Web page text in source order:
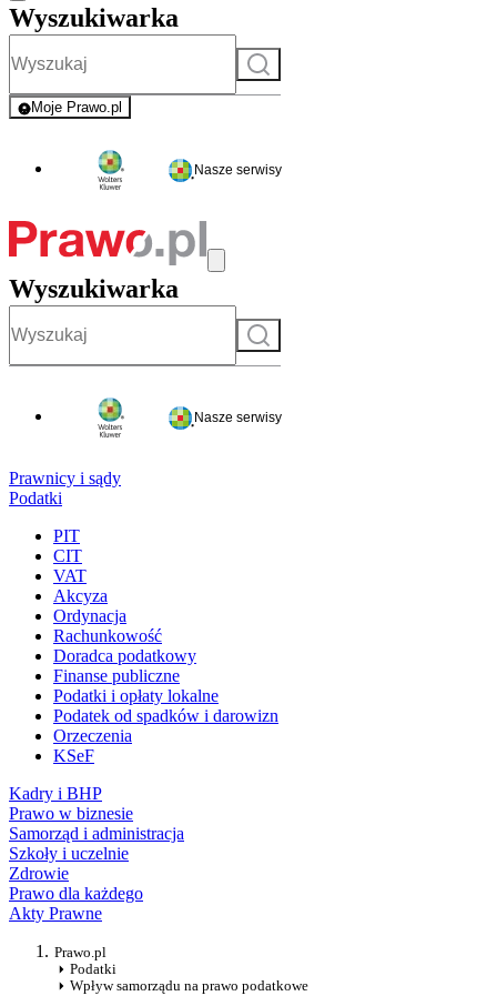
Wyszukiwarka
Szukaj
Moje Prawo.pl
- rejestracja i logowanie do serwisu
Nasze serwisy
Wyszukiwarka
Szukaj
Nasze serwisy
Prawnicy i sądy
Podatki
PIT
CIT
VAT
Akcyza
Ordynacja
Rachunkowość
Doradca podatkowy
Finanse publiczne
Podatki i opłaty lokalne
Podatek od spadków i darowizn
Orzeczenia
KSeF
Kadry i BHP
Prawo w biznesie
Samorząd i administracja
Szkoły i uczelnie
Zdrowie
Prawo dla każdego
Akty Prawne
Prawo.pl
Podatki
Wpływ samorządu na prawo podatkowe